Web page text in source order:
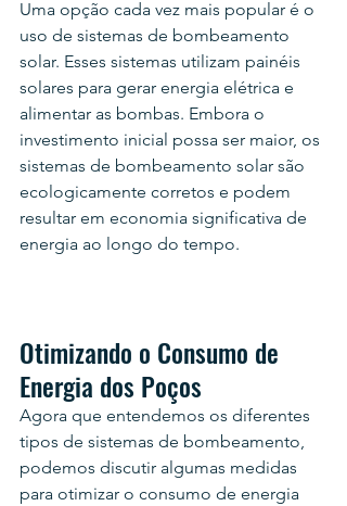
Uma opção cada vez mais popular é o
uso de sistemas de bombeamento
solar. Esses sistemas utilizam painéis
solares para gerar energia elétrica e
alimentar as bombas. Embora o
investimento inicial possa ser maior, os
sistemas de bombeamento solar são
ecologicamente corretos e podem
resultar em economia significativa de
energia ao longo do tempo.
Otimizando o Consumo de
Energia dos Poços
Agora que entendemos os diferentes
tipos de sistemas de bombeamento,
podemos discutir algumas medidas
para otimizar o consumo de energia